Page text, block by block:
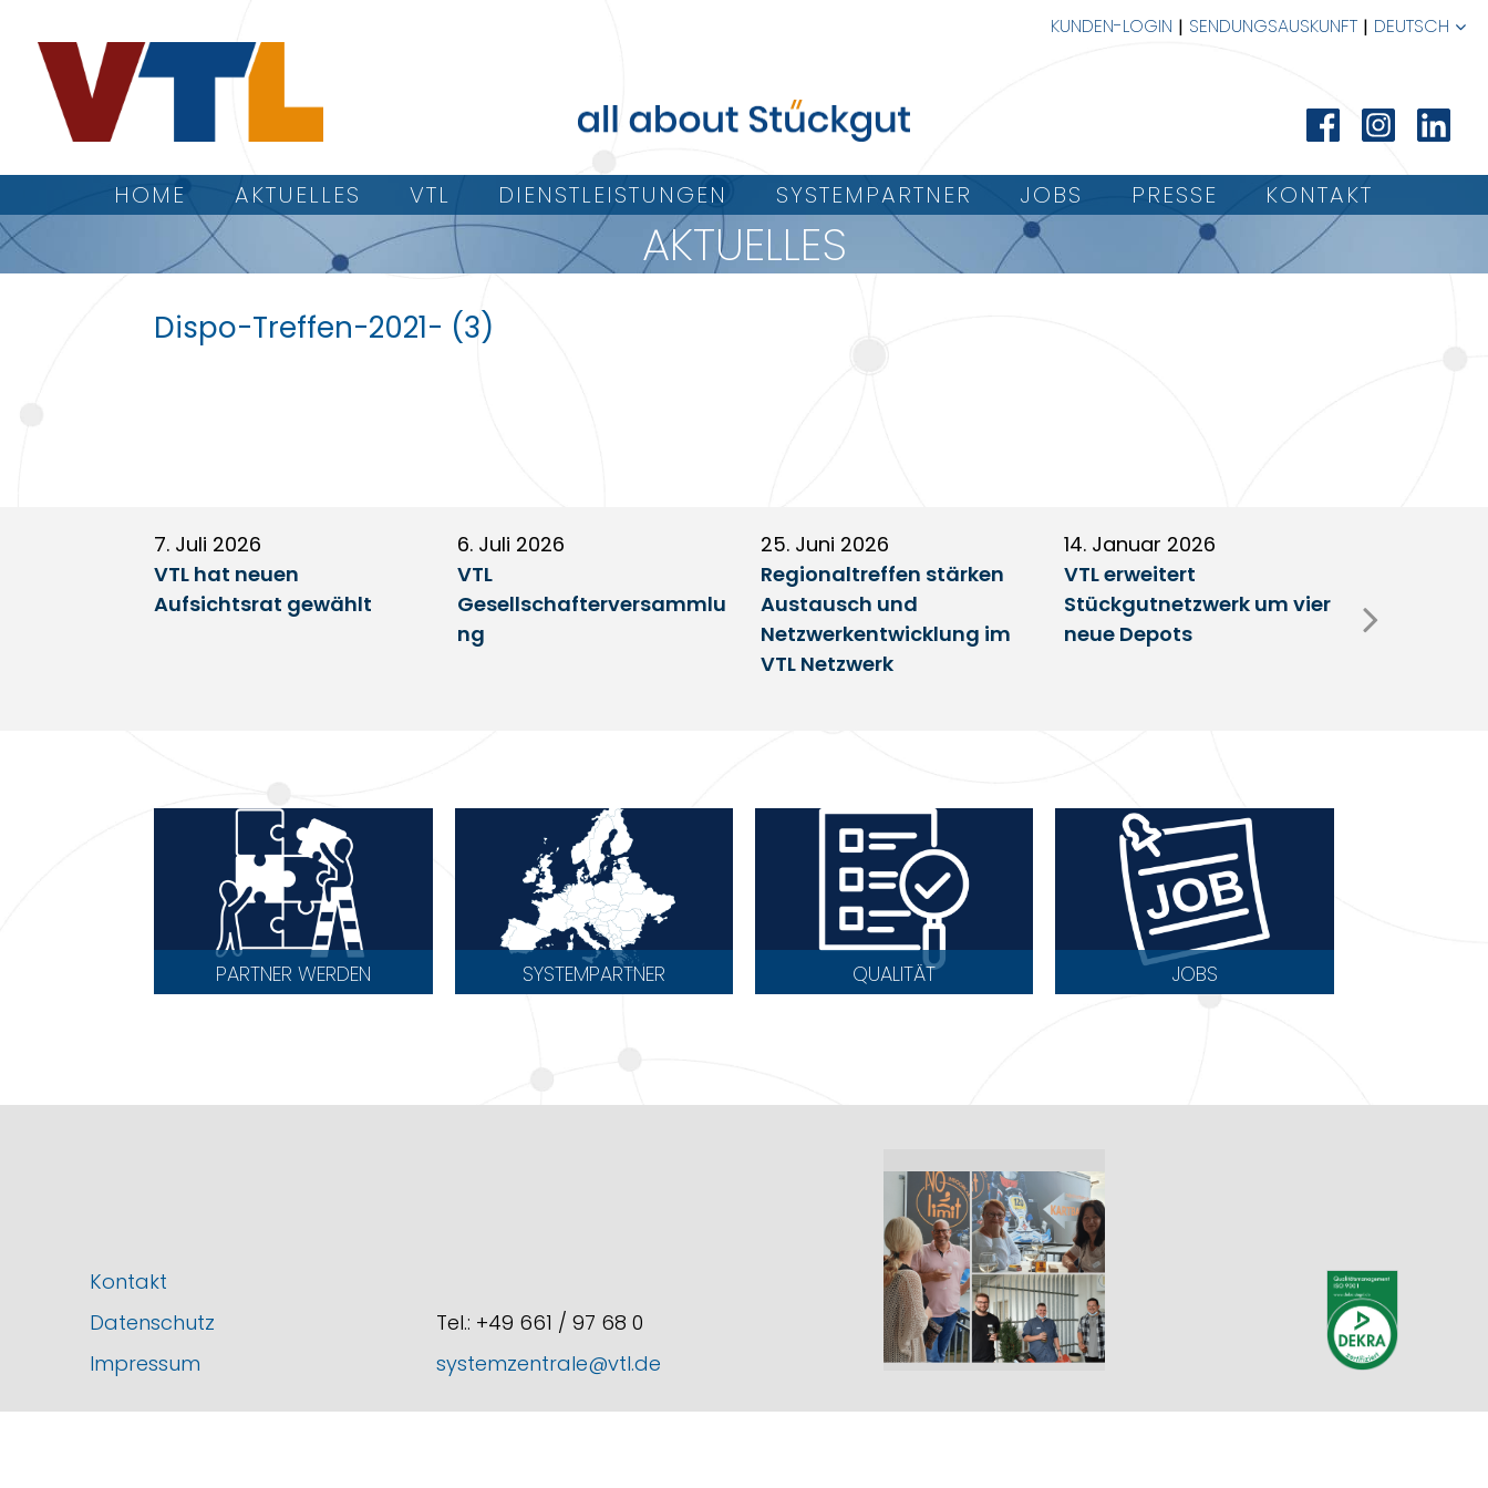
KUNDEN-LOGIN SENDUNGSAUSKUNFT DEUTSCH
HOME AKTUELLES VTL DIENSTLEISTUNGEN SYSTEMPARTNER JOBS PRESSE KONTAKT
AKTUELLES
Dispo-Treffen-2021- (3)
7. Juli 2026
VTL hat neuen
Aufsichtsrat gewählt
6. Juli 2026
VTL
Gesellschafterversammlu
ng
25. Juni 2026
Regionaltreffen stärken
Austausch und
Netzwerkentwicklung im
VTL Netzwerk
14. Januar 2026
VTL erweitert
Stückgutnetzwerk um vier
neue Depots
Austausch
PARTNER WERDEN SYSTEMPARTNER QUALITÄT JOBS
Kontakt
Datenschutz
Impressum
Tel.: +49 661 / 97 68 0
systemzentrale@vtl.de